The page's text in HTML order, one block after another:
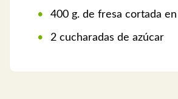
400 g. de fresa cortada
2 cucharadas de azúcar